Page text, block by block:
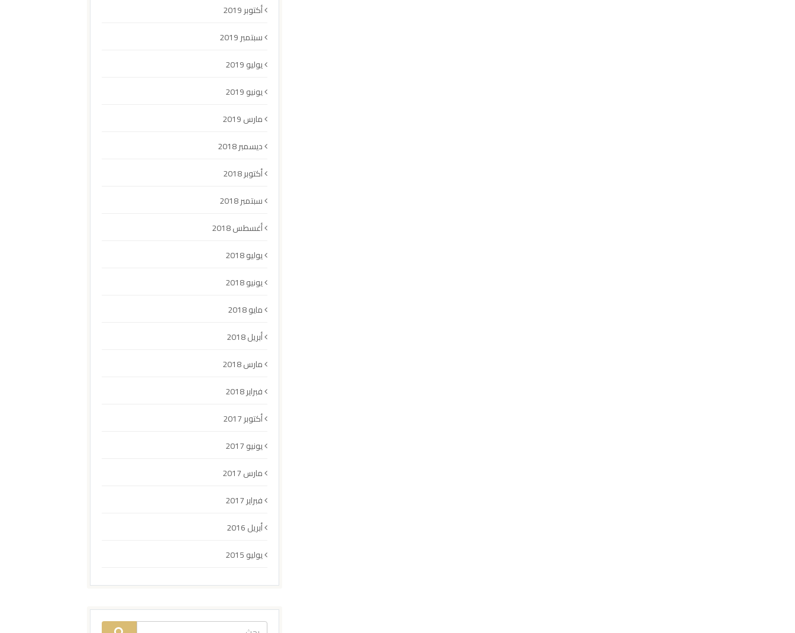
أكتوبر 2019
سبتمبر 2019
يوليو 2019
يونيو 2019
مارس 2019
ديسمبر 2018
أكتوبر 2018
سبتمبر 2018
أغسطس 2018
يوليو 2018
يونيو 2018
مايو 2018
أبريل 2018
مارس 2018
فبراير 2018
أكتوبر 2017
يونيو 2017
مارس 2017
فبراير 2017
أبريل 2016
يوليو 2015